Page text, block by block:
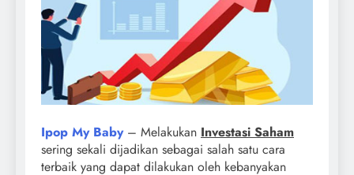
Ipop My Baby– Melakukan Investasi Saham
sering sekali dijadikan sebagai salah satu cara
terbaik yang dapat dilakukan oleh kebanyakan